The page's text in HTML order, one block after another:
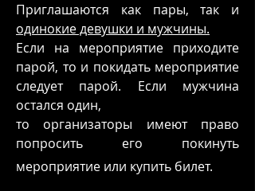
Приглашаются как пары, так и
одинокие девушки и мужчины.
Если на мероприятие приходите
парой, то и покидать мероприятие
следует парой. Если мужчина
остался один,
то организаторы имеют право
попросить его покинуть
мероприятие или купить билет.